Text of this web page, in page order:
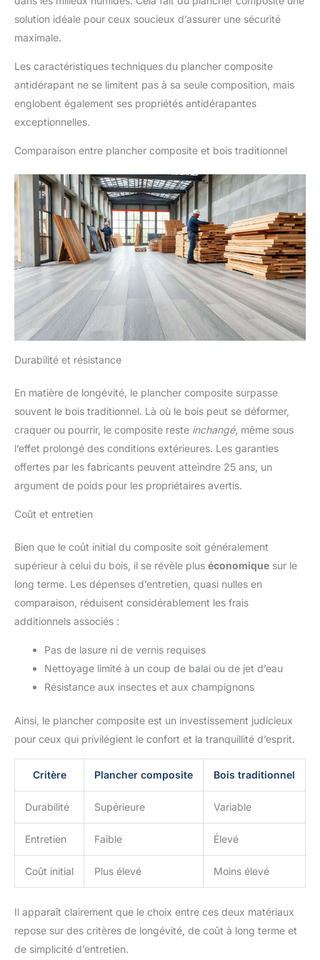
solution idéale pour ceux soucieux d’assurer une sécurité
maximale.
Les caractéristiques techniques du plancher composite
antidérapant ne se limitent pas à sa seule composition, mais
englobent également ses propriétés antidérapantes
exceptionnelles.
Comparaison entre plancher composite et bois traditionnel
Durabilité et résistance
En matière de longévité, le plancher composite surpasse
souvent le bois traditionnel. Là où le bois peut se déformer,
craquer ou pourrir, le composite reste inchangé, même sous
l’effet prolongé des conditions extérieures. Les garanties
offertes par les fabricants peuvent atteindre 25 ans, un
argument de poids pour les propriétaires avertis.
Coût et entretien
Bien que le coût initial du composite soit généralement
supérieur à celui du bois, il se révèle plus économique sur le
long terme. Les dépenses d’entretien, quasi nulles en
comparaison, réduisent considérablement les frais
additionnels associés :
Pas de lasure ni de vernis requises
Nettoyage limité à un coup de balai ou de jet d’eau
Résistance aux insectes et aux champignons
Ainsi, le plancher composite est un investissement judicieux
pour ceux qui privilégient le confort et la tranquillité d’esprit.
Critère Plancher composite Bois traditionnel
Durabilité Supérieure Variable
Entretien Faible Élevé
Coût initial Plus élevé Moins élevé
Il apparaît clairement que le choix entre ces deux matériaux
repose sur des critères de longévité, de coût à long terme et
de simplicité d’entretien.